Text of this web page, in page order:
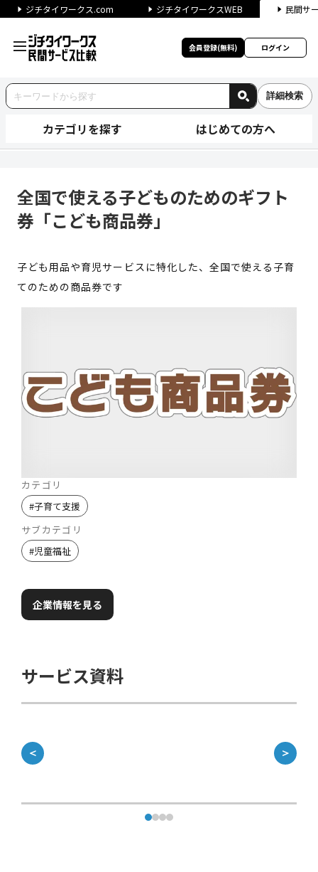
ジチタイワークス.com ジチタイワークスWEB 民間サ
会員登録(無料) ログイン
詳細検索
カテゴリを探す はじめての方へ
全国で使える子どものためのギフト
券「こども商品券」
子ども用品や育児サービスに特化した、全国で使える子育
てのための商品券です
カテゴリ
#子育て支援
サブカテゴリ
#児童福祉
企業情報を見る
サービス資料
＜ ＞